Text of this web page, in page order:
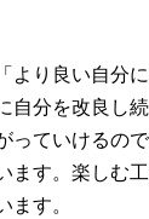
より良い自分に
自分を改良し続
っていけるの
ます。楽しむ
ます。